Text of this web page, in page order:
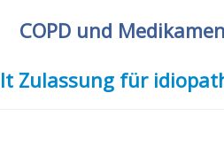
COPD und
Zulassung für